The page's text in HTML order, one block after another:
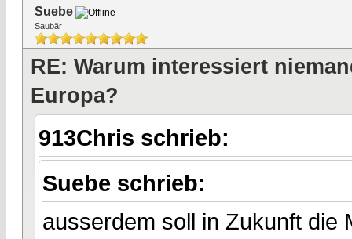
Suebe
Saubär
RE: Warum interessiert
Europa?
913Chris schrieb:
Suebe schrieb:
ausserdem soll in Zukunft die